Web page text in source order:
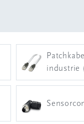
industrie